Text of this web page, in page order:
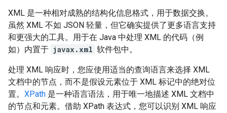
XML 是一种相对成熟的结构化信息格式，用于数据交换。
虽然 XML 不如 JSON 轻量，但它确实提供了更多语言支持
和更强大的工具。用于在 Java 中处理 XML 的代码（例
如）内置于 javax.xml 软件包中。
处理 XML 响应时，您应使用适当的查询语言来选择 XML
文档中的节点，而不是假设元素位于 XML 标记中的绝对位
置。 XPath 是一种语言语法，用于唯一地描述 XML 文档中
的节点和元素。借助 XPath 表达式，您可以识别 XML 响应